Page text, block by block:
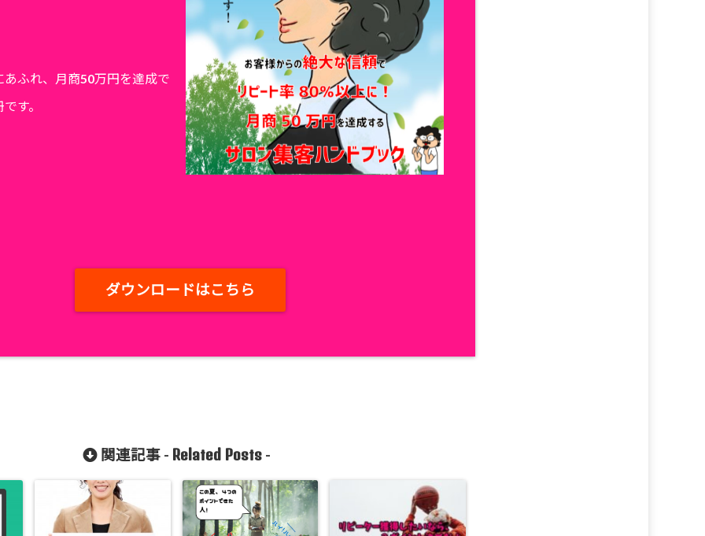
あふれ、月商50万円を達成で
す。
ダウンロードはこちら
関連記事 - Related Posts-